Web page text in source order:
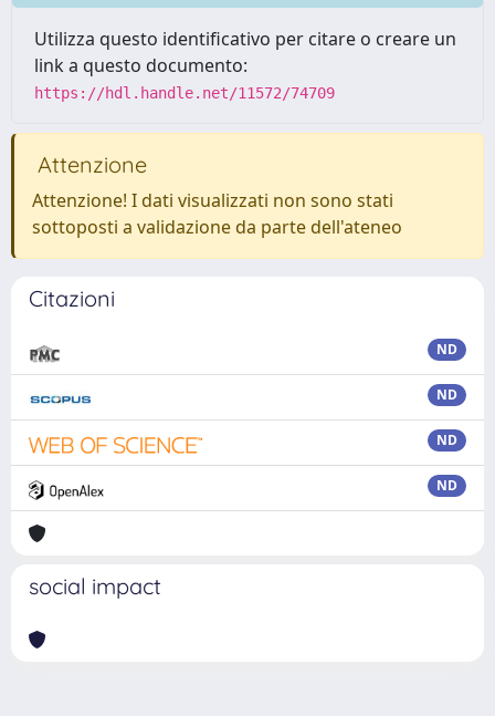
Utilizza questo identificativo per citare o creare un
link a questo documento:
https://hdl.handle.net/11572/74709
Attenzione
Attenzione! I dati visualizzati non sono stati
sottoposti a validazione da parte dell'ateneo
Citazioni
ND
ND
ND
ND
social impact